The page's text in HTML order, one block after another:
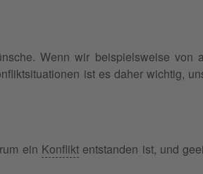
Wenn wir beispielsweise von
ist es daher wichtig,
ein Konflikt entstanden ist, und